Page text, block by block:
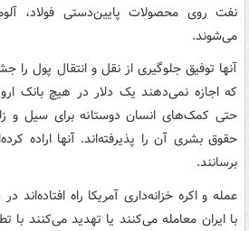
نفت روی محصولات پایین‌دستی فولاد،
می‌شوند.
آنها توفیق جلوگیری از نقل و انتقال پول را
که اجازه نمی‌دهند یک دلار در هیچ بانک
حتی کمک‌های انسان دوستانه برای سیل و
حقوق بشری آن را پذیرفته‌اند. آنها اراده
برسانند.
عمله و اکره خزانه‌داری آمریکا راه
با ایران معامله می‌کنند یا تهدید می‌کنند